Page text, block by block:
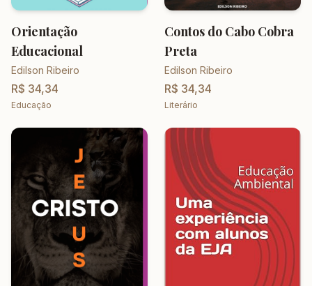
Orientação
Educacional
Edilson Ribeiro
R$ 34,34
Educação
Contos do Cabo Cobra
Preta
Edilson Ribeiro
R$ 34,34
Literário